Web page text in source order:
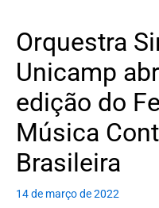
Orquestra
Unicamp
edição do
Música
Brasileira
14 de março de 2022